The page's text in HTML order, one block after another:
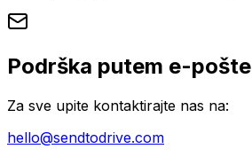
Podrška putem e-pošte
Za sve upite kontaktirajte nas na:
hello@sendtodrive.com